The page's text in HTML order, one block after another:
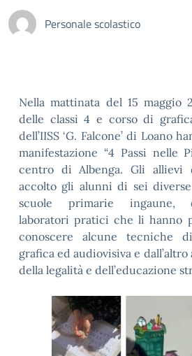
Personale scolastico
Nella mattinata del 15 maggio
delle classi 4 e corso di
dell’IISS ‘G. Falcone’ di Loano
manifestazione “4 Passi nelle
centro di Albenga. Gli allievi
accolto gli alunni di sei
scuole primarie ingaune,
laboratori pratici che li hanno
conoscere alcune tecniche
grafica ed audiovisiva e
della legalità e dell’educazione